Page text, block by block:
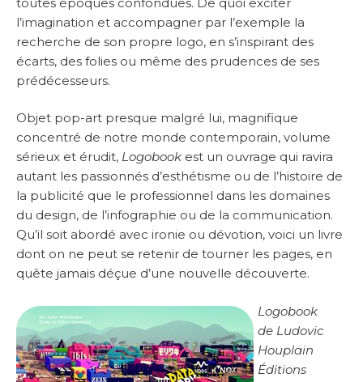
l’imagination et accompagner par l’exemple la
recherche de son propre logo, en s’inspirant des
écarts, des folies ou même des prudences de ses
prédécesseurs.
Objet pop-art presque malgré lui, magnifique
concentré de notre monde contemporain, volume
sérieux et érudit, Logobook est un ouvrage qui ravira
autant les passionnés d’esthétisme ou de l’histoire de
la publicité que le professionnel dans les domaines
du design, de l’infographie ou de la communication.
Qu’il soit abordé avec ironie ou dévotion, voici un livre
dont on ne peut se retenir de tourner les pages, en
quête jamais déçue d’une nouvelle découverte.
Logobook
de Ludovic
Houplain
Éditions